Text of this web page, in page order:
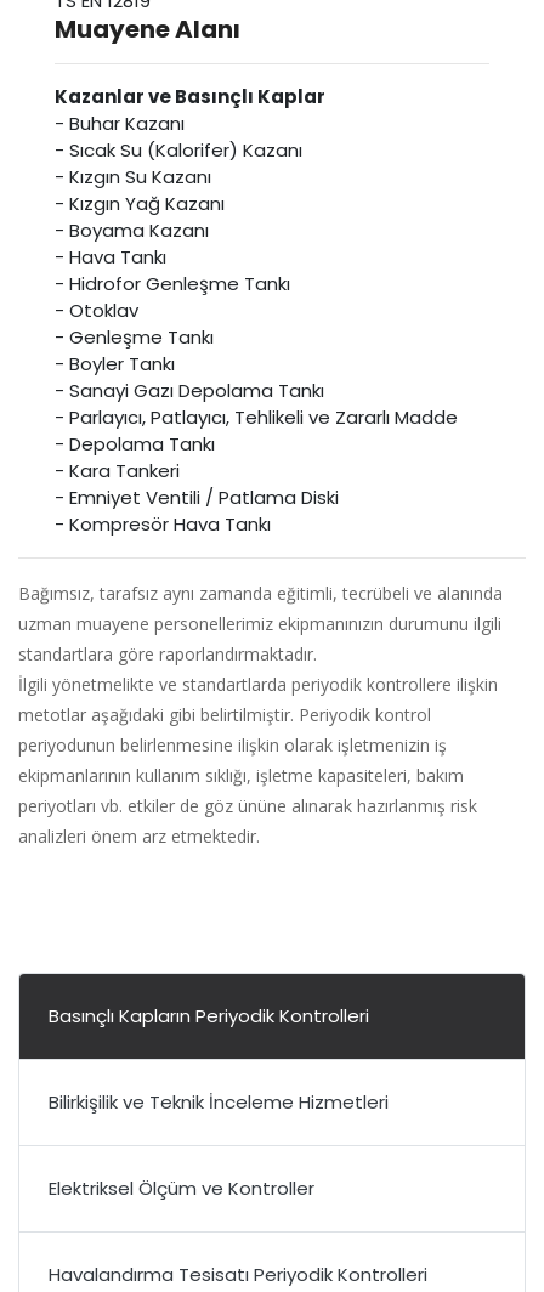
Basınçlı Kapların Periyodik Kontrolleri
Bilirkişilik ve Teknik İnceleme Hizmetleri
Elektriksel Ölçüm ve Kontroller
Havalandırma Tesisatı Periyodik Kontrolleri
Muayene Alanı
Kazanlar ve Basınçlı Kaplar
- Buhar Kazanı
- Sıcak Su (Kalorifer) Kazanı
- Kızgın Su Kazanı
- Kızgın Yağ Kazanı
- Boyama Kazanı
- Hava Tankı
- Hidrofor Genleşme Tankı
- Otoklav
- Genleşme Tankı
- Boyler Tankı
- Sanayi Gazı Depolama Tankı
- Parlayıcı, Patlayıcı, Tehlikeli ve Zararlı Madde
- Depolama Tankı
- Kara Tankeri
- Emniyet Ventili / Patlama Diski
- Kompresör Hava Tankı
Bağımsız, tarafsız aynı zamanda eğitimli, tecrübeli ve alanında
uzman muayene personellerimiz ekipmanınızın durumunu ilgili
standartlara göre raporlandırmaktadır.
İlgili yönetmelikte ve standartlarda periyodik kontrollere ilişkin
metotlar aşağıdaki gibi belirtilmiştir. Periyodik kontrol
periyodunun belirlenmesine ilişkin olarak işletmenizin iş
ekipmanlarının kullanım sıklığı, işletme kapasiteleri, bakım
periyotları vb. etkiler de göz ününe alınarak hazırlanmış risk
analizleri önem arz etmektedir.